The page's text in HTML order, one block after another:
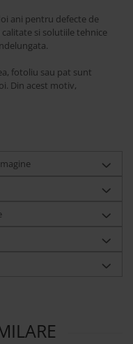
ani pentru defecte de
si solutiile tehnice
fotoliu sau pat sunt
Din acest motiv,